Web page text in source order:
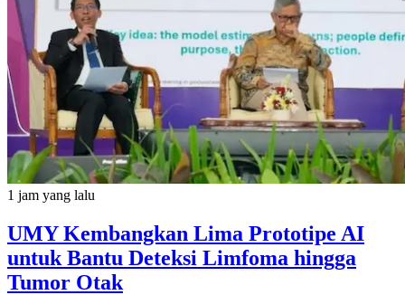
1 jam yang lalu
UMY Kembangkan Lima Prototipe AI
untuk Bantu Deteksi Limfoma hingga
Tumor Otak